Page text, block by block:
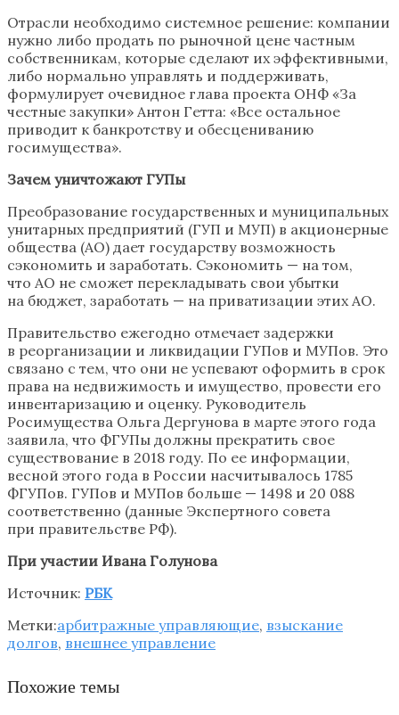
Отрасли необходимо системное решение: компании
нужно либо продать по рыночной цене частным
собственникам, которые сделают их эффективными,
либо нормально управлять и поддерживать,
формулирует очевидное глава проекта ОНФ «За
честные закупки» Антон Гетта: «Все остальное
приводит к банкротству и обесцениванию
госимущества».
Зачем уничтожают ГУПы
Преобразование государственных и муниципальных
унитарных предприятий (ГУП и МУП) в акционерные
общества (АО) дает государству возможность
сэкономить и заработать. Сэкономить — на том,
что АО не сможет перекладывать свои убытки
на бюджет, заработать — на приватизации этих АО.
Правительство ежегодно отмечает задержки
в реорганизации и ликвидации ГУПов и МУПов. Это
связано с тем, что они не успевают оформить в срок
права на недвижимость и имущество, провести его
инвентаризацию и оценку. Руководитель
Росимущества Ольга Дергунова в марте этого года
заявила, что ФГУПы должны прекратить свое
существование в 2018 году. По ее информации,
весной этого года в России насчитывалось 1785
ФГУПов. ГУПов и МУПов больше — 1498 и 20 088
соответственно (данные Экспертного совета
при правительстве РФ).
При участии Ивана Голунова
Источник: РБК
Метки:арбитражные управляющие, взыскание
долгов, внешнее управление
Похожие темы